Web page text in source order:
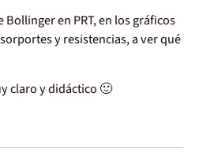
en PRT, en los gráficos
y resistencias, a ver qué
claro y didáctico 🙂